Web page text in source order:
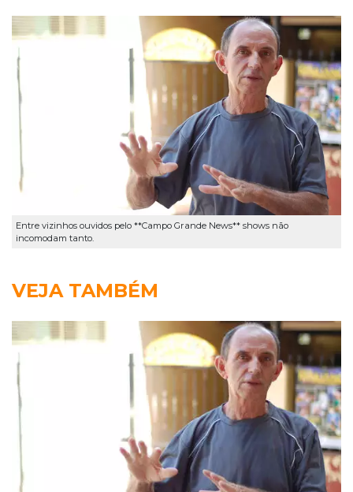
Entre vizinhos ouvidos pelo **Campo Grande News** shows não
incomodam tanto.
VEJA TAMBÉM